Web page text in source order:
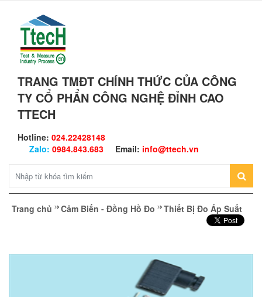
TRANG TMĐT CHÍNH THỨC CỦA CÔNG
TY CỔ PHẨN CÔNG NGHỆ ĐỈNH CAO
TTECH
Hotline: 024.22428148
Zalo: 0984.843.683 Email: info@ttech.vn
Trang chủ Cảm Biến - Đồng Hồ Đo Thiết Bị Đo Áp Suất